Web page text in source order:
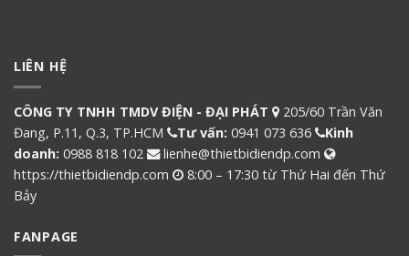
LIÊN HỆ
CÔNG TY TNHH TMDV ĐIỆN - ĐẠI PHÁT
205/60 Trần Văn
Đang, P.11, Q.3, TP.HCM
Tư vấn: 0941 073 636
Kinh
doanh: 0988 818 102
lienhe@thietbidiendp.com
https://thietbidiendp.com
8:00 – 17:30 từ Thứ Hai đến Thứ
Bảy
FANPAGE